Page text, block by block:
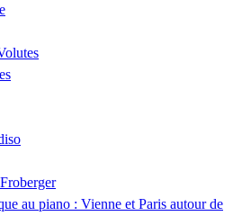
au piano : Vienne et Paris autour de